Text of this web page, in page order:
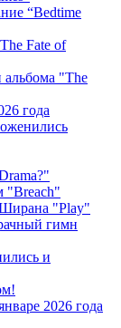
“Bedtime
Fate of
альбома "The
года
"Breach"
Ширана "Play"
гимн
и
2026 года